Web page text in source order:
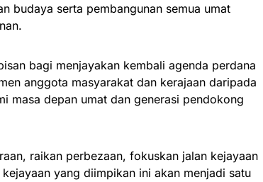
budaya serta pembangunan semua umat
bagi menjayakan kembali agenda perdana
anggota masyarakat dan kerajaan daripada
masa depan umat dan generasi pendokong
raikan perbezaan, fokuskan jalan kejayaan
yang diimpikan ini akan menjadi satu